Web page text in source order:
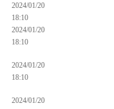
2024/01/20
18:10
2024/01/20
18:10
2024/01/20
18:10
2024/01/20